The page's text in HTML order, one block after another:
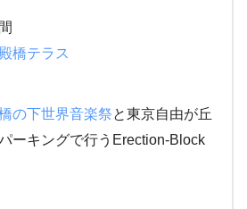
殿橋テラス
の下世界音楽祭と東京自由が丘
ーキングで行うErection-Block